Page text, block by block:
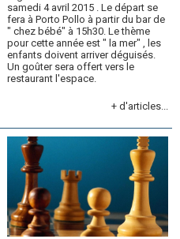
samedi 4 avril 2015 . Le départ se
fera à Porto Pollo à partir du bar de
" chez bébé" à 15h30. Le thème
pour cette année est " la mer" , les
enfants doivent arriver déguisés.
Un goûter sera offert vers le
restaurant l'espace.
+ d'articles...